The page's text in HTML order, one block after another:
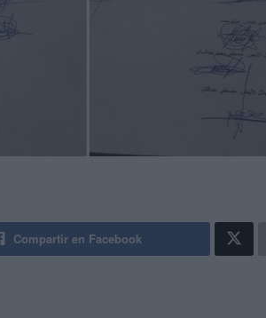
Compartir en Facebook